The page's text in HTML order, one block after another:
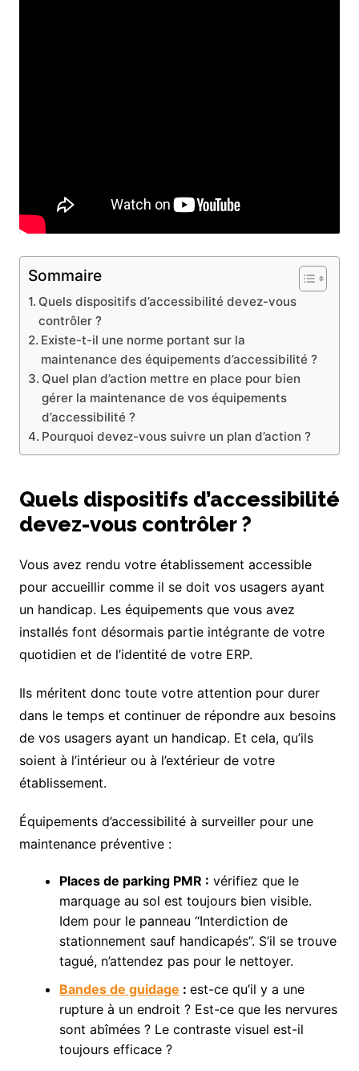
Sommaire
Quels dispositifs d’accessibilité devez-vous
contrôler ?
Existe-t-il une norme portant sur la
maintenance des équipements d’accessibilité ?
Quel plan d’action mettre en place pour bien
gérer la maintenance de vos équipements
d’accessibilité ?
Pourquoi devez-vous suivre un plan d’action ?
Quels dispositifs d’accessibilité
devez-vous contrôler ?
Vous avez rendu votre établissement accessible
pour accueillir comme il se doit vos usagers ayant
un handicap. Les équipements que vous avez
installés font désormais partie intégrante de votre
quotidien et de l’identité de votre ERP.
Ils méritent donc toute votre attention pour durer
dans le temps et continuer de répondre aux besoins
de vos usagers ayant un handicap. Et cela, qu’ils
soient à l’intérieur ou à l’extérieur de votre
établissement.
Équipements d’accessibilité à surveiller pour une
maintenance préventive :
Places de parking PMR : vérifiez que le
marquage au sol est toujours bien visible.
Idem pour le panneau “Interdiction de
stationnement sauf handicapés”. S’il se trouve
tagué, n’attendez pas pour le nettoyer.
Bandes de guidage : est-ce qu’il y a une
rupture à un endroit ? Est-ce que les nervures
sont abîmées ? Le contraste visuel est-il
toujours efficace ?